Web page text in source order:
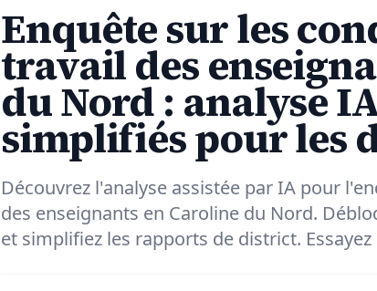
Enquête sur les
travail des
du Nord : analyse
simplifiés pour les
Découvrez l'analyse assistée par IA pour
des enseignants en Caroline du Nord.
et simplifiez les rapports de district.